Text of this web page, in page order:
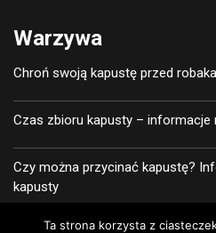
Warzywa
Chroń swoją kapustę przed
Czas zbioru kapusty – informacje
Czy można przycinać kapustę?
kapusty
Ta strona korzysta z